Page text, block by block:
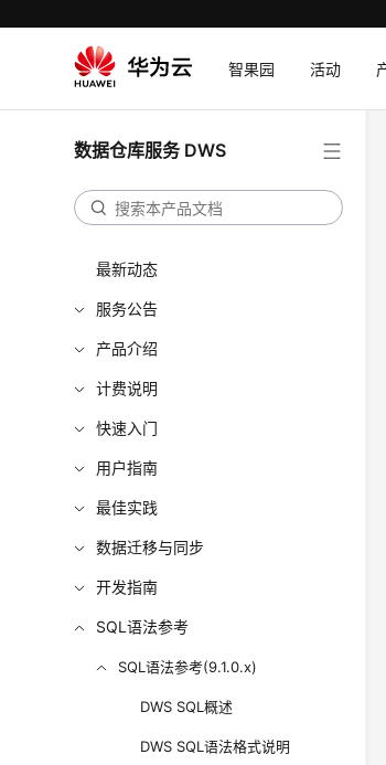
智果园 活动
数据仓库服务 DWS
最新动态
服务公告
产品介绍
计费说明
快速入门
用户指南
最佳实践
数据迁移与同步
开发指南
SQL语法参考
SQL语法参考(9.1.0.x)
DWS SQL概述
DWS SQL语法格式说明